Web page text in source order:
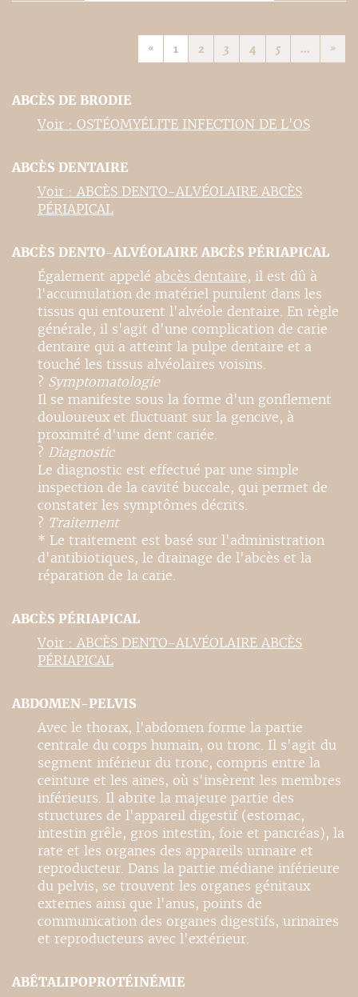
« 1 2 3 4 5 ... »
ABCÈS DE BRODIE
Voir : OSTÉOMYÉLITE INFECTION DE L'OS
ABCÈS DENTAIRE
Voir : ABCÈS DENTO-ALVÉOLAIRE ABCÈS
PÉRIAPICAL
ABCÈS DENTO-ALVÉOLAIRE ABCÈS PÉRIAPICAL
Également appelé abcès dentaire, il est dû à
l'accumulation de matériel purulent dans les
tissus qui entourent l'alvéole dentaire. En règle
générale, il s'agit d'une complication de carie
dentaire qui a atteint la pulpe dentaire et a
touché les tissus alvéolaires voisins.
? Symptomatologie
Il se manifeste sous la forme d'un gonflement
douloureux et fluctuant sur la gencive, à
proximité d'une dent cariée.
? Diagnostic
Le diagnostic est effectué par une simple
inspection de la cavité buccale, qui permet de
constater les symptômes décrits.
? Traitement
* Le traitement est basé sur l'administration
d'antibiotiques, le drainage de l'abcès et la
réparation de la carie.
ABCÈS PÉRIAPICAL
Voir : ABCÈS DENTO-ALVÉOLAIRE ABCÈS
PÉRIAPICAL
ABDOMEN-PELVIS
Avec le thorax, l'abdomen forme la partie
centrale du corps humain, ou tronc. Il s'agit du
segment inférieur du tronc, compris entre la
ceinture et les aines, où s'insèrent les membres
inférieurs. Il abrite la majeure partie des
structures de l'appareil digestif (estomac,
intestin grêle, gros intestin, foie et pancréas), la
rate et les organes des appareils urinaire et
reproducteur. Dans la partie médiane inférieure
du pelvis, se trouvent les organes génitaux
externes ainsi que l'anus, points de
communication des organes digestifs, urinaires
et reproducteurs avec l'extérieur.
ABÊTALIPOPROTÉINÉMIE